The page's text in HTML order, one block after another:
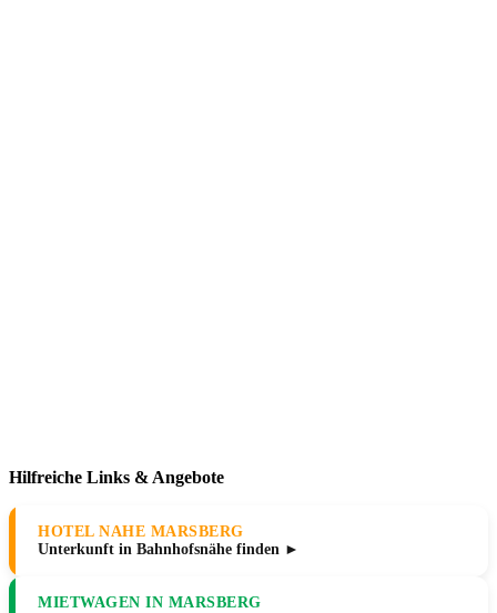
Hilfreiche Links & Angebote
HOTEL NAHE MARSBERG
Unterkunft in Bahnhofsnähe finden ►
MIETWAGEN IN MARSBERG